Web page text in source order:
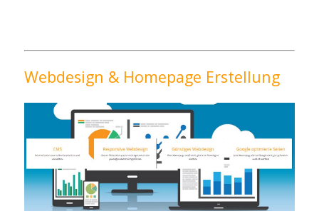
Webdesign & Homepage Erstellung